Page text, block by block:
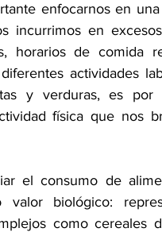
enfocarnos en
incurrimos en
horarios de comida
actividades
y verduras, es
física que nos
el consumo de
biológico:
como